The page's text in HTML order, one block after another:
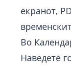
екранот,
Во
Наведете